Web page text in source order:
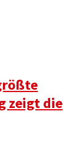
zeigt die